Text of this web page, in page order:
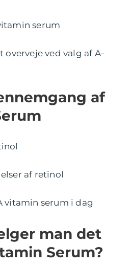
serum
ved valg af A-
af
af retinol
vitamin serum i dag
man det
Serum?